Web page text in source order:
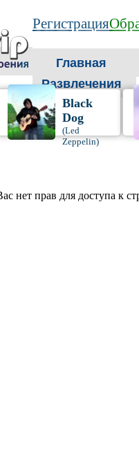
Регистрация
Главная
Развлечения
Black
Dog
(Led
Zeppelin)
нет прав для доступа к